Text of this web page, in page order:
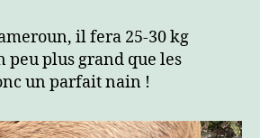
il fera 25-30 kg
peu plus grand que les
un parfait nain !